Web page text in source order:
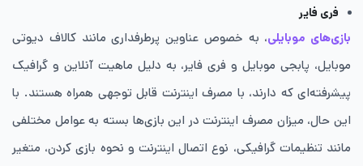
فری فایر
بازی‌های موبایلی، به خصوص عناوین پرطرفداری مانند کالاف دیوتی
موبایل، پابجی موبایل و فری فایر، به دلیل ماهیت آنلاین و گرافیک
پیشرفته‌ای که دارند، با مصرف اینترنت قابل توجهی همراه هستند. با
این حال، میزان مصرف اینترنت در این بازی‌ها بسته به عوامل مختلفی
مانند تنظیمات گرافیکی، نوع اتصال اینترنت و نحوه بازی کردن، متغیر